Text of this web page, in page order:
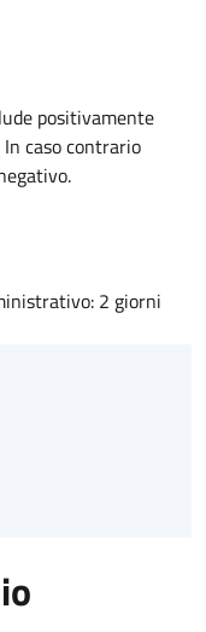
positivamente
caso contrario
2 giorni